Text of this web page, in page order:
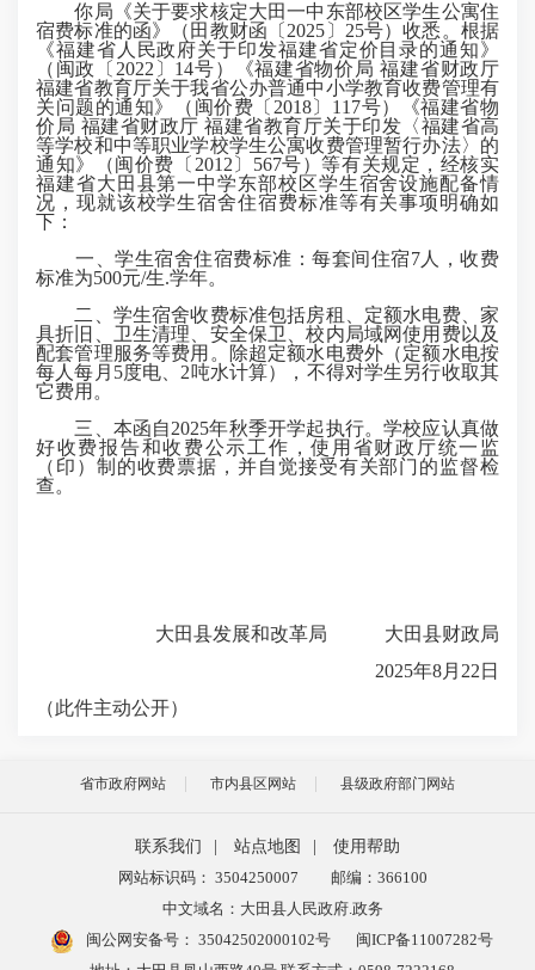
你局《关于要求核定大田一中东部校区学生公寓住
宿费标准的函》（田教财函〔2025〕25号）收悉。根据
《福建省人民政府关于印发福建省定价目录的通知》
（闽政〔2022〕14号）《福建省物价局 福建省财政厅
福建省教育厅关于我省公办普通中小学教育收费管理有
关问题的通知》（闽价费〔2018〕117号）《福建省物
价局 福建省财政厅 福建省教育厅关于印发〈福建省高
等学校和中等职业学校学生公寓收费管理暂行办法〉的
通知》（闽价费〔2012〕567号）等有关规定，经核实
福建省大田县第一中学东部校区学生宿舍设施配备情
况，现就该校学生宿舍住宿费标准等有关事项明确如
下：
一、学生宿舍住宿费标准：每套间住宿7人，收费
标准为500元/生.学年。
二、学生宿舍收费标准包括房租、定额水电费、家
具折旧、卫生清理、安全保卫、校内局域网使用费以及
配套管理服务等费用。除超定额水电费外（定额水电按
每人每月5度电、2吨水计算），不得对学生另行收取其
它费用。
三、本函自2025年秋季开学起执行。学校应认真做
好收费报告和收费公示工作，使用省财政厅统一监
（印）制的收费票据，并自觉接受有关部门的监督检
查。
大田县发展和改革局 大田县财政局
2025年8月22日
（此件主动公开）
省市政府网站 市内县区网站 县级政府部门网站
联系我们 站点地图
使用帮助
网站标识码： 3504250007
邮编：366100
中文域名：大田县人民政府.政务
闽公网安备号： 35042502000102号
闽ICP备11007282号